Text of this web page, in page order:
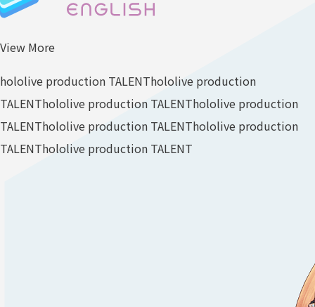
View More
hololive production TALENThololive production
TALENThololive production TALENThololive production
TALENThololive production TALENThololive production
TALENThololive production TALENT